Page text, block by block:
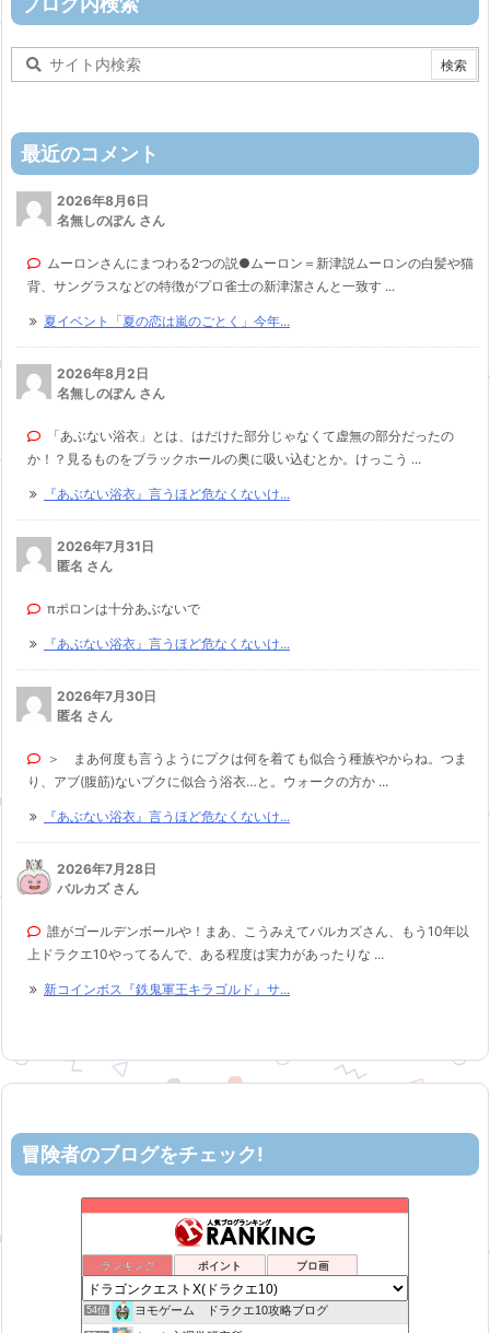
最近のコメント
2026年8月6日
名無しのぽん さん
ムーロンさんにまつわる2つの説●ムーロン＝新津説ムーロンの白髪や猫
背、サングラスなどの特徴がプロ雀士の新津潔さんと一致す ...
夏イベント「夏の恋は嵐のごとく」今年...
2026年8月2日
名無しのぽん さん
「あぶない浴衣」とは、はだけた部分じゃなくて虚無の部分だったの
か！？見るものをブラックホールの奥に吸い込むとか。けっこう ...
『あぶない浴衣』言うほど危なくないけ...
2026年7月31日
匿名 さん
πポロンは十分あぶないで
『あぶない浴衣』言うほど危なくないけ...
2026年7月30日
匿名 さん
＞ まあ何度も言うようにプクは何を着ても似合う種族やからね。つま
り、アブ(腹筋)ないプクに似合う浴衣…と。ウォークの方か ...
『あぶない浴衣』言うほど危なくないけ...
2026年7月28日
バルカズ さん
誰がゴールデンボールや！まあ、こうみえてバルカズさん、もう10年以
上ドラクエ10やってるんで、ある程度は実力があったりな ...
新コインボス『鉄鬼軍王キラゴルド』サ...
冒険者のブログをチェック!
ランキング ポイント ブロ画
リホレイショ・ゲームブログ
52位 6×9=54 ドラクエ10
53位 机上の空論-DQ10エアプ日記
54位 ヨモゲーム ドラクエ10攻略ブログ